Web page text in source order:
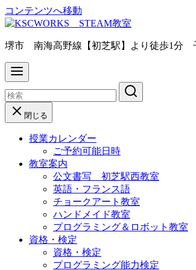
コンテンツへ移動
堺市 南海高野線【初芝駅】より徒歩1分
閉じる
授業カレンダー
ご予約可能日時
教室案内
公文書写 初芝駅西教室
英語・フランス語
チョークアート教室
ハンドメイド教室
プログラミング＆ロボット教室
資格・検定
資格・検定
プログラミング能力検定